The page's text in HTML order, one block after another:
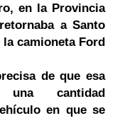
en la Provincia
a Santo
camioneta Ford
de que esa
una cantidad
en que se